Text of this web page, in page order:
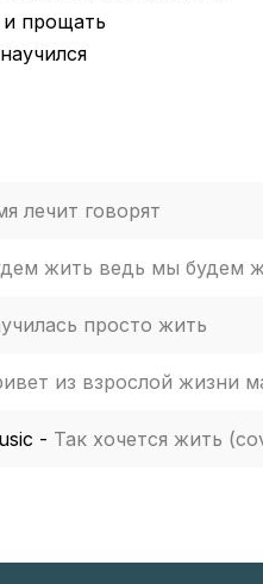
и прощать
лечит говорят
жить ведь мы будем
просто жить
из взрослой жизни
- Так хочется жить